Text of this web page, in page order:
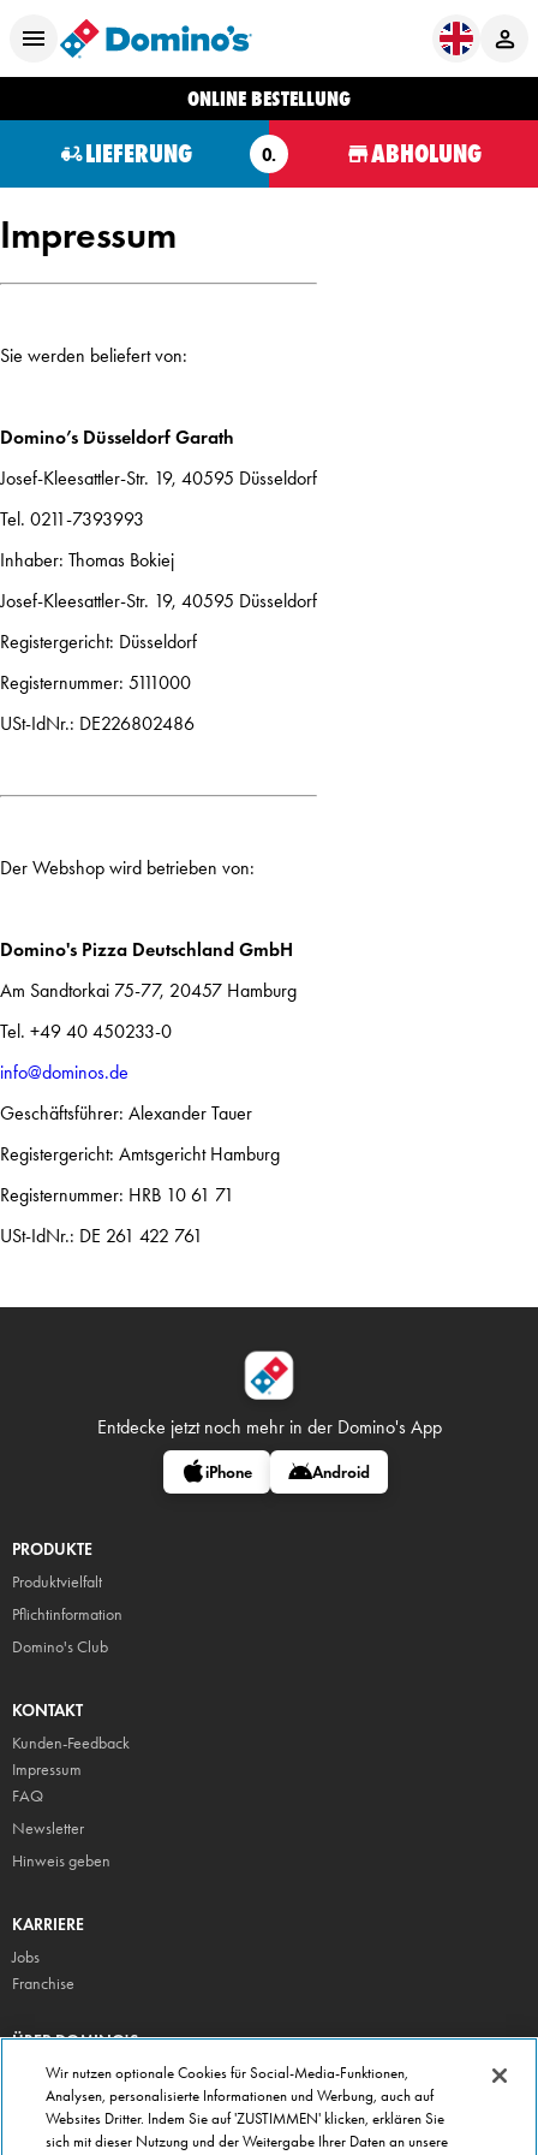
ONLINE BESTELLUNG
LIEFERUNG O. ABHOLUNG
Impressum
Sie werden beliefert von:
Domino’s Düsseldorf Garath
Josef-Kleesattler-Str. 19, 40595 Düsseldorf
Tel. 0211-7393993
Inhaber: Thomas Bokiej
Josef-Kleesattler-Str. 19, 40595 Düsseldorf
Registergericht: Düsseldorf
Registernummer: 5111000
USt-IdNr.: DE226802486
Der Webshop wird betrieben von:
Domino's Pizza Deutschland GmbH
Am Sandtorkai 75-77, 20457 Hamburg
Tel. +49 40 450233-0
info@dominos.de
Geschäftsführer: Alexander Tauer
Registergericht: Amtsgericht Hamburg
Registernummer: HRB 10 61 71
USt-IdNr.: DE 261 422 761
Entdecke jetzt noch mehr in der Domino's App
iPhone Android
PRODUKTE
Produktvielfalt
Pflichtinformation
Domino's Club
KONTAKT
Kunden-Feedback
Impressum
FAQ
Newsletter
Hinweis geben
KARRIERE
Jobs
Franchise
ÜBER DOMINO'S
Storesuche
Presse
Domino's App
Wir nutzen optionale Cookies für Social-Media-Funktionen,
Analysen, personalisierte Informationen und Werbung, auch auf
Websites Dritter. Indem Sie auf 'ZUSTIMMEN' klicken, erklären Sie
sich mit dieser Nutzung und der Weitergabe Ihrer Daten an unsere